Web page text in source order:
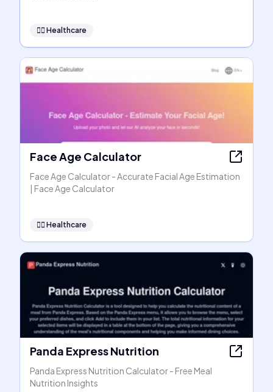
👩‍⚕️ Healthcare
Face Age Calculator
Face Age Calculator - Accurate Facial Age Estimation
| Face Age Calculator
👩‍⚕️ Healthcare
Panda Express Nutrition
Panda Express Nutrition Calculator - Free Meal
Nutrition Insights